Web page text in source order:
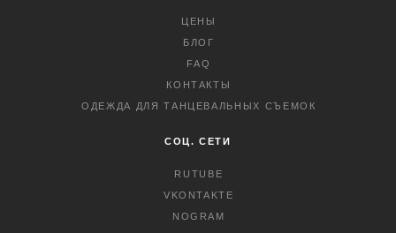
ЦЕНЫ
БЛОГ
FAQ
КОНТАКТЫ
ОДЕЖДА ДЛЯ ТАНЦЕВАЛЬНЫХ СЪЕМОК
СОЦ. СЕТИ
RUTUBE
VKONTAKTE
NOGRAM